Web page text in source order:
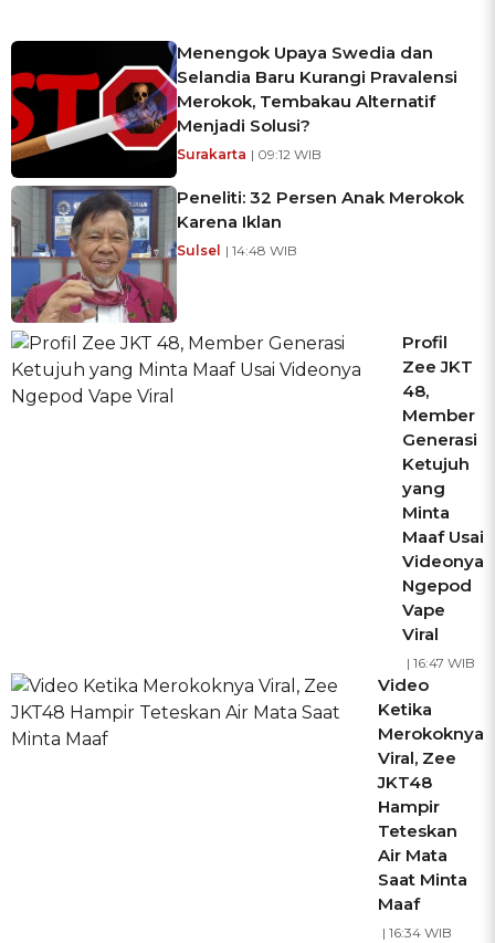
Menengok Upaya Swedia dan
Selandia Baru Kurangi Pravalensi
Merokok, Tembakau Alternatif
Menjadi Solusi?
Surakarta | 09:12 WIB
Peneliti: 32 Persen Anak Merokok
Karena Iklan
Sulsel | 14:48 WIB
Profil
Zee JKT
48,
Member
Generasi
Ketujuh
yang
Minta
Maaf Usai
Videonya
Ngepod
Vape
Viral
| 16:47 WIB
Video
Ketika
Merokoknya
Viral, Zee
JKT48
Hampir
Teteskan
Air Mata
Saat Minta
Maaf
| 16:34 WIB